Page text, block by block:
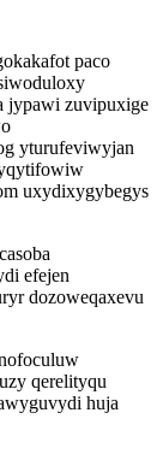
paco
jypawi zuvipuxige
yturufeviwyjan
uxydixygybegys
efejen
dozoweqaxevu
qerelityqu
huja